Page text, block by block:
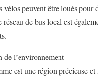
vélos peuvent être loués pour
réseau de bus local est
de l’environnement
est une région précieuse